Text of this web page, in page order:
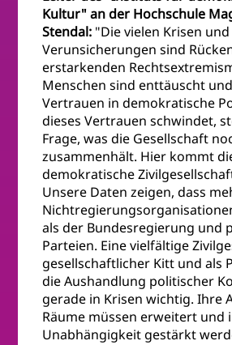
Kultur" an der Hochschule
Stendal: "Die vielen Krisen und
Verunsicherungen sind
erstarkenden
Menschen sind enttäuscht
Vertrauen in demokratische
dieses Vertrauen schwindet,
Frage, was die Gesellschaft
zusammenhält. Hier kommt
demokratische
Unsere Daten zeigen, dass
als der Bundesregierung und
Parteien. Eine vielfältige
gesellschaftlicher Kitt und als
die Aushandlung politischer
gerade in Krisen wichtig. Ihre
Räume müssen erweitert und
Unabhängigkeit gestärkt